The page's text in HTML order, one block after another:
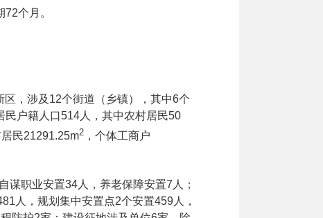
72个月。
区，涉及 12个街道（乡镇），其中6个
民户籍人口514 人，其中农村居民50
居民21291.25m2 ，个体工商户
自谋职业安置34 人，养老保障安置7 人；
人，规划集中安置点2个安置459 人，